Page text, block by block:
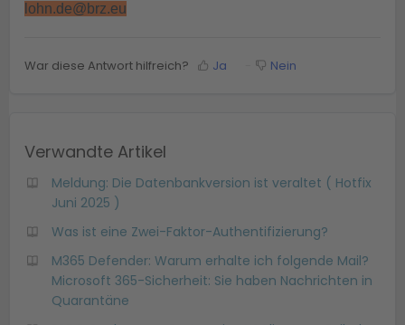
lohn.de@brz.eu
War diese Antwort hilfreich? Ja Nein
Verwandte Artikel
Meldung: Die Datenbankversion ist veraltet ( Hotfix
Juni 2025 )
Was ist eine Zwei-Faktor-Authentifizierung?
M365 Defender: Warum erhalte ich folgende Mail?
Microsoft 365-Sicherheit: Sie haben Nachrichten in
Quarantäne